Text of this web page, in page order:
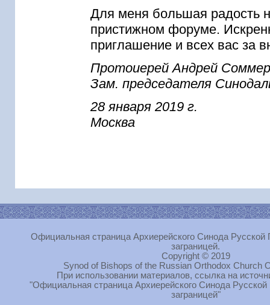
Для меня большая радость
пристижном форуме.
приглашение и всех вас за
Протоиерей Андрей
Зам. председателя
28 января 2019 г.
Москва
Официальная страница Архиерейского Синода Русской
заграницей.
Copyright © 2019
Synod of Bishops of the Russian Orthodox Church
При использовании материалов, ссылка на
"Официальная страница Архиерейского Синода
заграницей"